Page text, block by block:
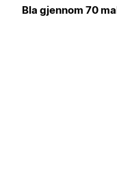
Bla gjennom 70